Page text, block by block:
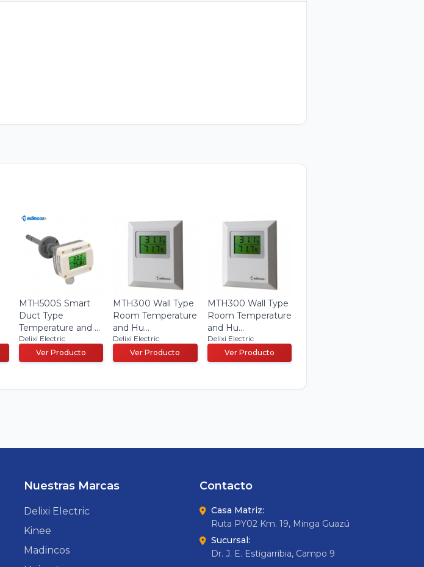
MTH500S Smart
Duct Type
Temperature and ...
Delixi Electric
Ver Producto
MTH300 Wall Type
Room Temperature
and Hu...
Delixi Electric
Ver Producto
MTH300 Wall Type
Room Temperature
and Hu...
Delixi Electric
Ver Producto
Nuestras Marcas
Delixi Electric
Kinee
Madincos
Contacto
Casa Matriz:
Ruta PY02 Km. 19, Minga Guazú
Sucursal:
Dr. J. E. Estigarribia, Campo 9